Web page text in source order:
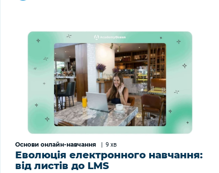
Основи онлайн-навчання | 9 хв
Еволюція електронного навчання:
від листів до LMS